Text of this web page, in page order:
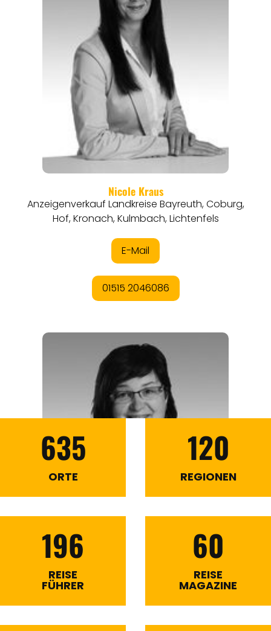
635
ORTE
120
REGIONEN
196
REISE
FÜHRER
60
REISE
MAGAZINE